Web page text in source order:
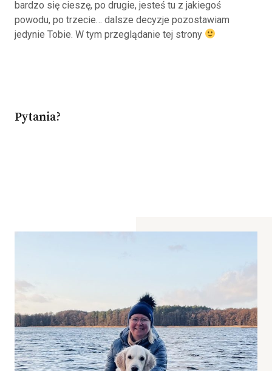
bardzo się cieszę, po drugie, jesteś tu z jakiegoś
powodu, po trzecie… dalsze decyzje pozostawiam
jedynie Tobie. W tym przeglądanie tej strony
Pytania?